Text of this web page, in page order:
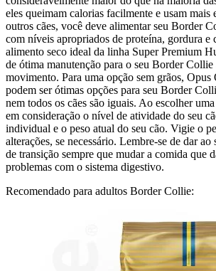
eles queimam calorias facilmente e usam mais
outros cães, você deve alimentar seu Border
com níveis apropriados de proteína, gordura e
alimento seco ideal da linha Super Premium
de ótima manutenção para o seu Border Collie
movimento. Para uma opção sem grãos,
podem ser ótimas opções para seu Border
nem todos os cães são iguais. Ao escolher
em consideração o nível de atividade do seu
individual e o peso atual do seu cão. Vigie o
alterações, se necessário. Lembre-se de dar
de transição sempre que mudar a comida que
problemas com o sistema digestivo.
Recomendado para adultos Border Collie: